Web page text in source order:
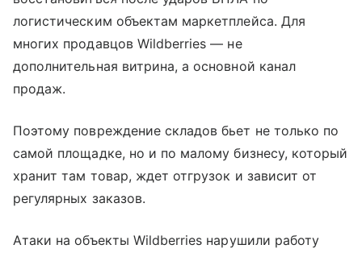
логистическим объектам маркетплейса. Для
многих продавцов Wildberries — не
дополнительная витрина, а основной канал
продаж.
Поэтому повреждение складов бьет не только по
самой площадке, но и по малому бизнесу, который
хранит там товар, ждет отгрузок и зависит от
регулярных заказов.
Атаки на объекты Wildberries нарушили работу